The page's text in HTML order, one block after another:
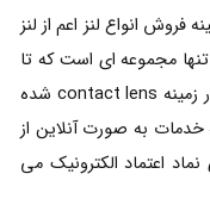
کار خود را در زمینه فروش انواع لنز اعم از لنز
مجموعه ای است که تا
کنون موفق به دریافت مجوز رسمی فروش در زمینه contact lens شده
و ارائه خدمات به صورت آنلاین از
اعتماد الکترونیک می